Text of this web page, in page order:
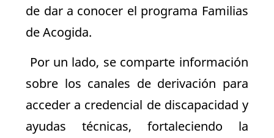
de dar a conocer el programa Familias
de Acogida.
Por un lado, se comparte información
sobre los canales de derivación para
acceder a credencial de discapacidad y
ayudas técnicas, fortaleciendo la